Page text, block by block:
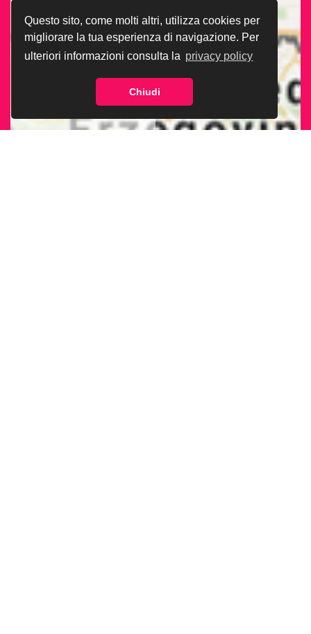
Questo sito, come molti altri, utilizza cookies per
migliorare la tua esperienza di navigazione. Per
ulteriori informazioni consulta la privacy policy
Chiudi